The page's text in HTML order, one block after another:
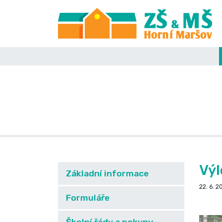
Základní informace
Formuláře
22. 6.